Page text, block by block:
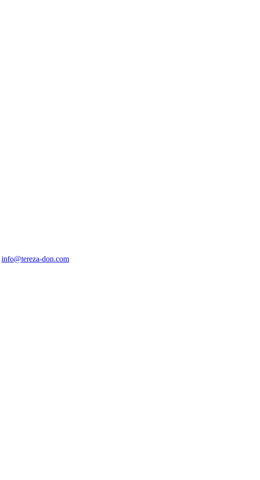
info@tereza-don.com